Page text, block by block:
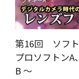
第16回 ソフト
プロソフトンA
B ～